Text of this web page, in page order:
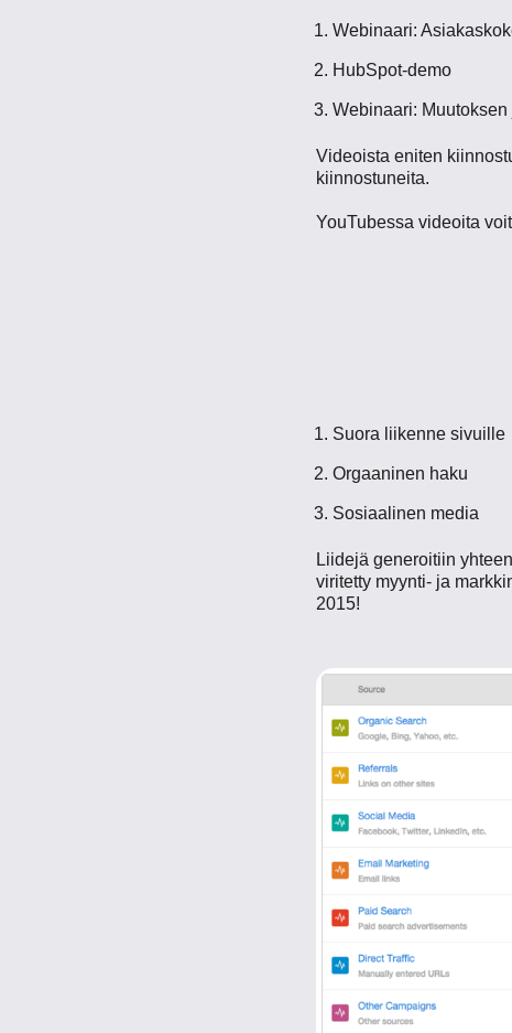
Webinaari:
HubSpot-demo
Webinaari:
Videoista eniten
kiinnostuneita.
YouTubessa videoita
Suora liikenne sivuille
Orgaaninen haku
Sosiaalinen media
Liidejä generoitiin
viritetty myynti- ja
2015!